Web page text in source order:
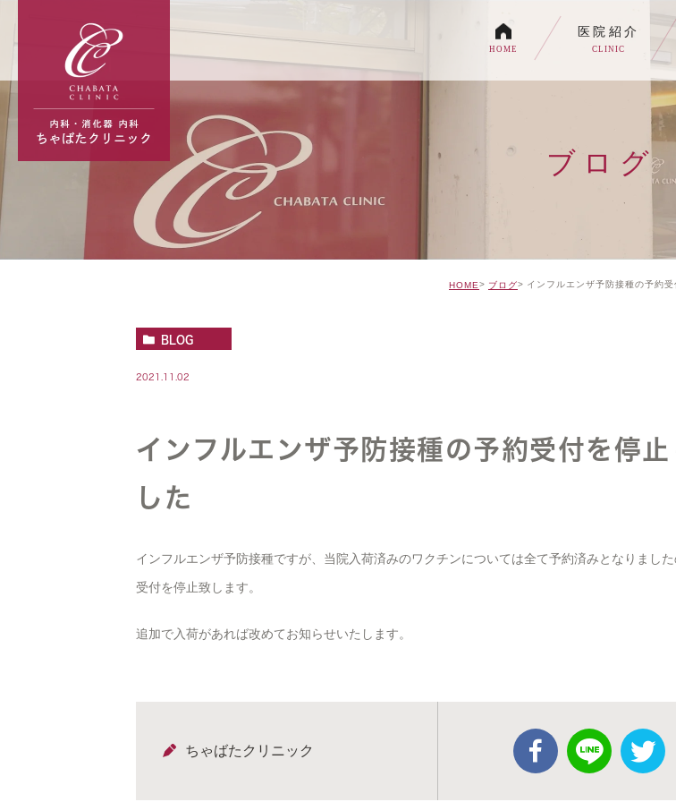
HOME
医院紹介
CLINIC
各種内
生活習
消化器
トイレ
ブログ
HOME ブログ インフルエンザ予防接種の予約
BLOG
2021.11.02
インフルエンザ予防接種の予約受付を停止
した
インフルエンザ予防接種ですが、当院入荷済みのワクチンについては全て予約済みとなりまし
受付を停止致します。
追加で入荷があれば改めてお知らせいたします。
ちゃばたクリニック